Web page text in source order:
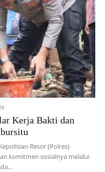
Kerja Bakti dan
Resor (Polres)
komitmen sosialnya melalui